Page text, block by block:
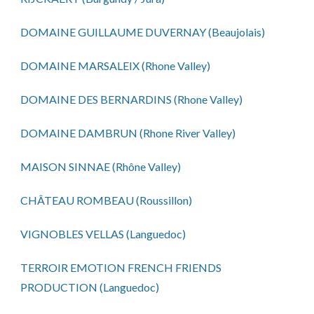
DOMAINE GUILLAUME DUVERNAY (Beaujolais)
DOMAINE MARSALEIX (Rhone Valley)
DOMAINE DES BERNARDINS (Rhone Valley)
DOMAINE DAMBRUN (Rhone River Valley)
MAISON SINNAE (Rhône Valley)
CHÂTEAU ROMBEAU (Roussillon)
VIGNOBLES VELLAS (Languedoc)
TERROIR EMOTION FRENCH FRIENDS
PRODUCTION (Languedoc)